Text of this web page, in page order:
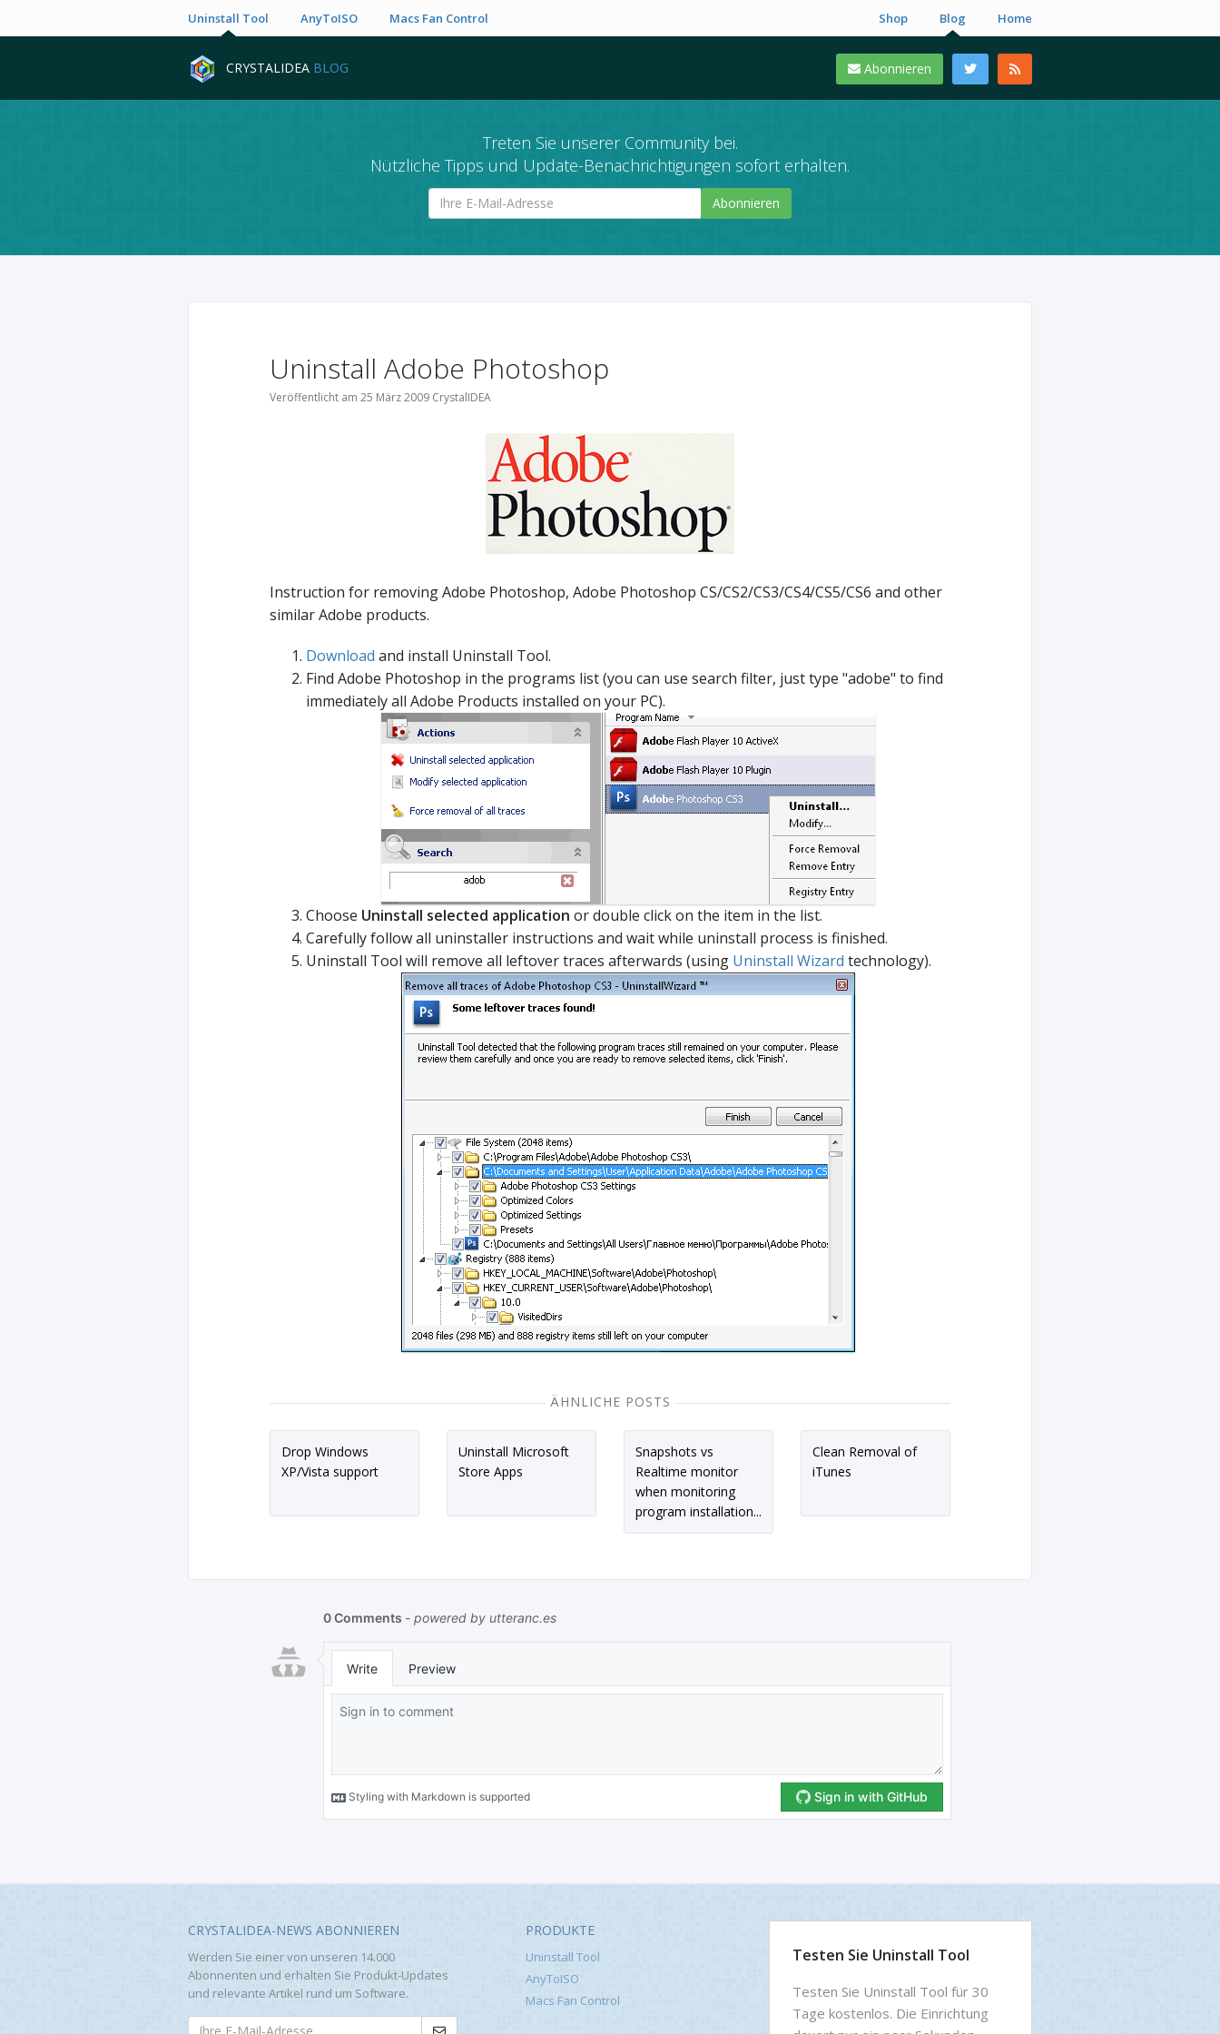
Uninstall Tool AnyToISO Macs Fan Control Shop Blog Home
CRYSTALIDEA BLOG Abonnieren
Treten Sie unserer Community bei.
Nützliche Tipps und Update-Benachrichtigungen sofort erhalten.
Abonnieren
Uninstall Adobe Photoshop
Veröffentlicht am 25 März 2009 CrystalIDEA
Instruction for removing Adobe Photoshop, Adobe Photoshop CS/CS2/CS3/CS4/CS5/CS6 and other
similar Adobe products.
Download and install Uninstall Tool.
Find Adobe Photoshop in the programs list (you can use search filter, just type "adobe" to find
immediately all Adobe Products installed on your PC).
Choose Uninstall selected application or double click on the item in the list.
Carefully follow all uninstaller instructions and wait while uninstall process is finished.
Uninstall Tool will remove all leftover traces afterwards (using Uninstall Wizard technology).
ÄHNLICHE POSTS
Drop Windows
XP/Vista support
Uninstall Microsoft
Store Apps
Snapshots vs
Realtime monitor
when monitoring
program installation...
Clean Removal of
iTunes
CRYSTALIDEA-NEWS ABONNIEREN
Werden Sie einer von unseren 14.000
Abonnenten und erhalten Sie Produkt-Updates
und relevante Artikel rund um Software.
PRODUKTE
Uninstall Tool
AnyToISO
Macs Fan Control
Testen Sie Uninstall Tool
Testen Sie Uninstall Tool für 30
Tage kostenlos. Die Einrichtung